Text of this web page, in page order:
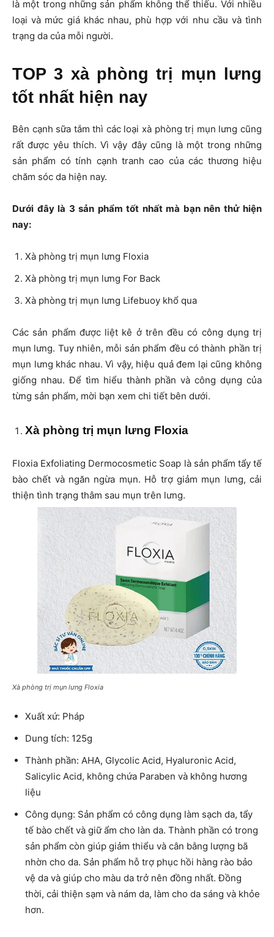
là một trong những sản phẩm không thể thiếu. Với nhiều
loại và mức giá khác nhau, phù hợp với nhu cầu và tình
trạng da của mỗi người.
TOP 3 xà phòng trị mụn lưng
tốt nhất hiện nay
Bên cạnh sữa tắm thì các loại xà phòng trị mụn lưng cũng
rất được yêu thích. Vì vậy đây cũng là một trong những
sản phẩm có tính cạnh tranh cao của các thương hiệu
chăm sóc da hiện nay.
Dưới đây là 3 sản phẩm tốt nhất mà bạn nên thử hiện
nay:
Xà phòng trị mụn lưng Floxia
Xà phòng trị mụn lưng For Back
Xà phòng trị mụn lưng Lifebuoy khổ qua
Các sản phẩm được liệt kê ở trên đều có công dụng trị
mụn lưng. Tuy nhiên, mỗi sản phẩm đều có thành phần trị
mụn lưng khác nhau. Vì vậy, hiệu quả đem lại cũng không
giống nhau. Để tìm hiểu thành phần và công dụng của
từng sản phẩm, mời bạn xem chi tiết bên dưới.
Xà phòng trị mụn lưng Floxia
Floxia Exfoliating Dermocosmetic Soap là sản phẩm tẩy tế
bào chết và ngăn ngừa mụn. Hỗ trợ giảm mụn lưng, cải
thiện tình trạng thâm sau mụn trên lưng.
Xà phòng trị mụn lưng Floxia
Xuất xứ: Pháp
Dung tích: 125g
Thành phần: AHA, Glycolic Acid, Hyaluronic Acid,
Salicylic Acid, không chứa Paraben và không hương
liệu
Công dụng: Sản phẩm có công dụng làm sạch da, tẩy
tế bào chết và giữ ẩm cho làn da. Thành phần có trong
sản phẩm còn giúp giảm thiểu và cân bằng lượng bã
nhờn cho da. Sản phẩm hỗ trợ phục hồi hàng rào bảo
vệ da và giúp cho màu da trở nên đồng nhất. Đồng
thời, cải thiện sạm và nám da, làm cho da sáng và khỏe
hơn.